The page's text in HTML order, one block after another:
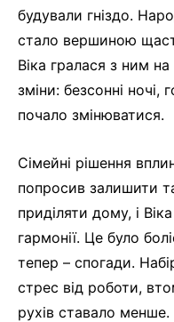
будували гніздо.
стало вершиною
Віка гралася з ним
зміни: безсонні ночі,
почало змінюватися.
Сімейні рішення
попросив залишити
приділяти дому, і
гармонії. Це було
тепер – спогади.
стрес від роботи,
рухів ставало